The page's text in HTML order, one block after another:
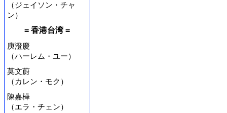
（ジェイソン・チャ
ン）
= 香港台湾 =
庾澄慶
（ハーレム・ユー）
莫文蔚
（カレン・モク）
陳嘉樺
（エラ・チェン）